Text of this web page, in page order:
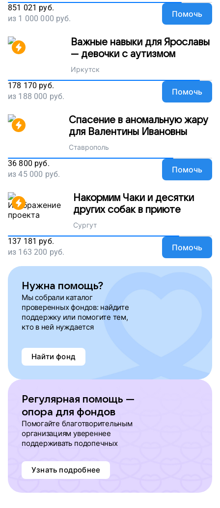
851 021 руб.
из 1 000 000 руб. Помочь
Важные навыки для Ярославы
— девочки с аутизмом
Иркутск
178 170 руб.
из 188 000 руб. Помочь
Спасение в аномальную жару
для Валентины Ивановны
Ставрополь
36 800 руб.
из45 000 руб. Помочь
Накормим Чаки и десятки
других собак в приюте
Сургут
137 181 руб.
из 163 200 руб. Помочь
Нужна помощь?
Мы собрали каталог
проверенных фондов: найдите
поддержку или помогите тем,
кто в ней нуждается
Найти фонд
Регулярная помощь —
опора для фондов
Помогайте благотворительным
организациям увереннее
поддерживать подопечных
Узнать подробнее